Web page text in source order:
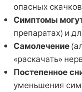
опасных
Симптомы
препаратах) и
Самолечение
«раскачать»
Постепенное
уменьшения